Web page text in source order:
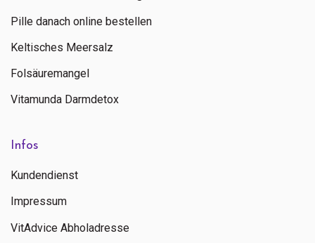
Pille danach online bestellen
Keltisches Meersalz
Folsäuremangel
Vitamunda Darmdetox
Infos
Kundendienst
Impressum
VitAdvice Abholadresse